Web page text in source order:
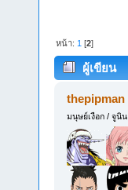
หน้า: 1 [2]
ผู้เขียน
thepipman
มนุษย์เงือก / จูนิน